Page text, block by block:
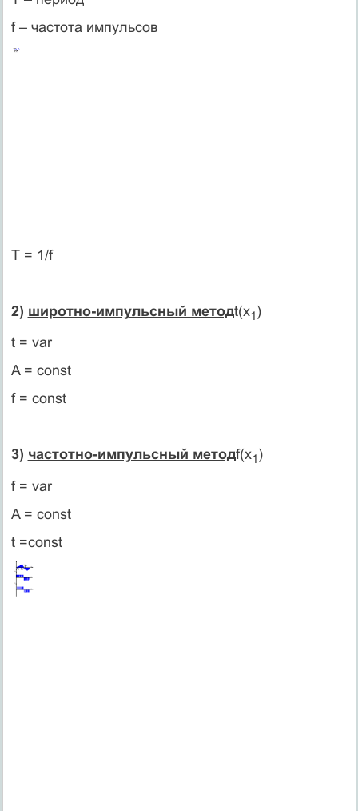
f – частота импульсов
Т = 1/f
2) широтно-импульсный методt(x1)
t = var
A = const
f = const
3) частотно-импульсный методf(x1)
f = var
A = const
t =const